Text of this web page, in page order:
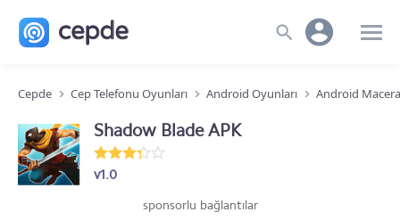
Cepde Cep Telefonu Oyunları Android Oyunları Android
Shadow Blade APK
v1.0
sponsorlu bağlantılar